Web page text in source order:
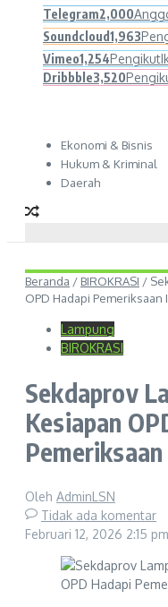
Telegram2,000
Soundcloud1,963
Vimeo1,254Pengikut
Dribbble3,520
Ekonomi & Bisnis
Hukum & Kriminal
Daerah
Beranda / BIROKRASI /
OPD Hadapi Pemeriksaan
Lampung
BIROKRASI
Sekdaprov
Kesiapan
Oleh AdminLSN
Tidak ada komentar
Februari 12, 2026 2:15 pm